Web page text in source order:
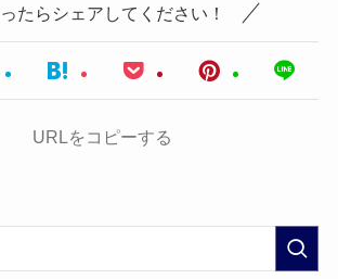
たらシェアしてください！
URLをコピーする